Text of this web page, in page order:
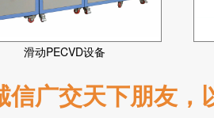
滑动PECVD设备
信广交天下朋友，